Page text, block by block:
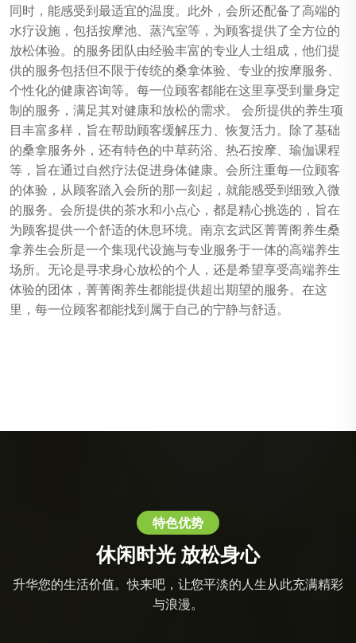
同时，能感受到最适宜的温度。此外，会所还配备了高端的
水疗设施，包括按摩池、蒸汽室等，为顾客提供了全方位的
放松体验。的服务团队由经验丰富的专业人士组成，他们提
供的服务包括但不限于传统的桑拿体验、专业的按摩服务、
个性化的健康咨询等。每一位顾客都能在这里享受到量身定
制的服务，满足其对健康和放松的需求。 会所提供的养生项
目丰富多样，旨在帮助顾客缓解压力、恢复活力。除了基础
的桑拿服务外，还有特色的中草药浴、热石按摩、瑜伽课程
等，旨在通过自然疗法促进身体健康。会所注重每一位顾客
的体验，从顾客踏入会所的那一刻起，就能感受到细致入微
的服务。会所提供的茶水和小点心，都是精心挑选的，旨在
为顾客提供一个舒适的休息环境。南京玄武区菁菁阁养生桑
拿养生会所是一个集现代设施与专业服务于一体的高端养生
场所。无论是寻求身心放松的个人，还是希望享受高端养生
体验的团体，菁菁阁养生都能提供超出期望的服务。在这
里，每一位顾客都能找到属于自己的宁静与舒适。
特色优势
休闲时光 放松身心
升华您的生活价值。快来吧，让您平淡的人生从此充满精彩
与浪漫。